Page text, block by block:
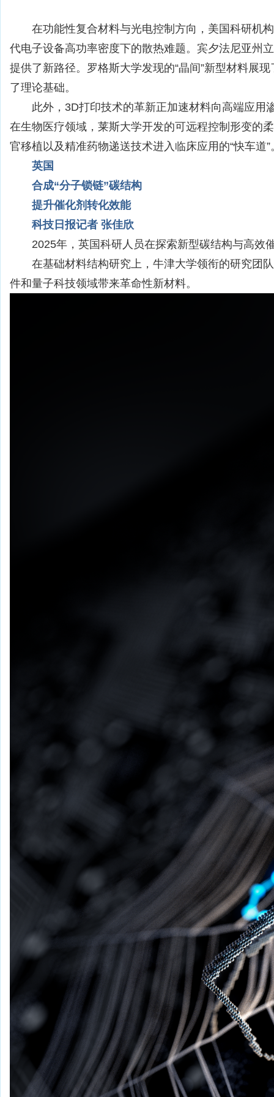
在功能性复合材料与光电控制方向，美国科研机
代电子设备高功率密度下的散热难题。宾夕法尼亚州
提供了新路径。罗格斯大学发现的“晶间”新型材料展
了理论基础。
此外，3D打印技术的革新正加速材料向高端应用
在生物医疗领域，莱斯大学开发的可远程控制形变的
官移植以及精准药物递送技术进入临床应用的“快车道”
英国
合成“分子锁链”碳结构
提升催化剂转化效能
科技日报记者 张佳欣
2025年，英国科研人员在探索新型碳结构与高效
在基础材料结构研究上，牛津大学领衔的研究团
件和量子科技领域带来革命性新材料。